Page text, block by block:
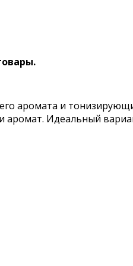
аромата и
аромат. Идеальный